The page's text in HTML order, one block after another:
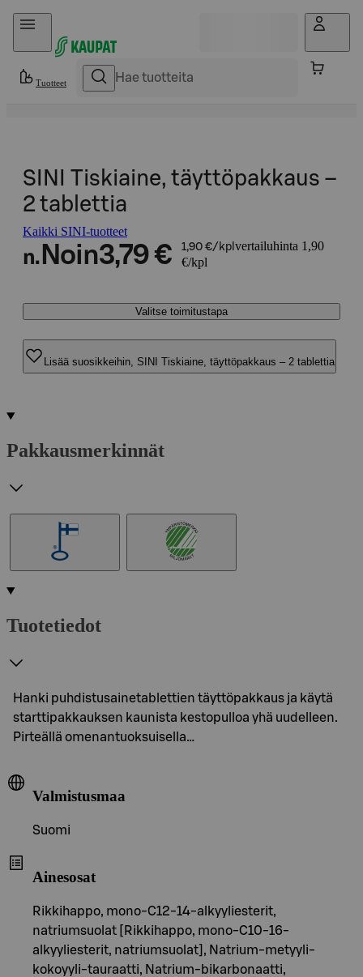
Hyppää sisältöön
Tuotteet
SINI Tiskiaine, täyttöpakkaus –
2 tablettia
Kaikki SINI-tuotteet
n. Noin3,79 € 1,90 €/kpl vertailuhinta 1,90
€/kpl
Valitse toimitustapa
Lisää suosikkeihin, SINI Tiskiaine, täyttöpakkaus – 2 tablettia
Pakkausmerkinnät
Tuotetiedot
Hanki puhdistusainetablettien täyttöpakkaus ja käytä
starttipakkauksen kaunista kestopulloa yhä uudelleen.
Pirteällä omenantuoksuisella…
Valmistusmaa
Suomi
Ainesosat
Rikkihappo, mono-C12-14-alkyyliesterit,
natriumsuolat [Rikkihappo, mono-C10-16-
alkyyliesterit, natriumsuolat], Natrium-metyyli-
kokoyyli-tauraatti, Natrium-bikarbonaatti,